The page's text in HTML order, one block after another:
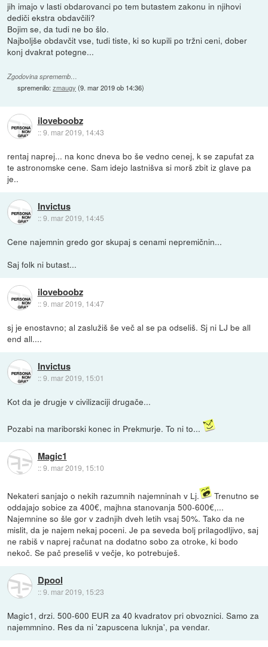
jih imajo v lasti obdarovanci po tem butastem zakonu in njihovi
dediči ekstra obdavčili?
Bojim se, da tudi ne bo šlo.
Najboljše obdavčit vse, tudi tiste, ki so kupili po tržni ceni, dober
konj dvakrat potegne...
Zgodovina sprememb…
spremenilo:zmaugy (9. mar 2019 ob 14:36)
iloveboobz
::9. mar 2019, 14:43
rentaj naprej... na konc dneva bo še vedno cenej, k se zapufat za
te astronomske cene. Sam idejo lastnišva si morš zbit iz glave pa
je..
Invictus
::9. mar 2019, 14:45
Cene najemnin gredo gor skupaj s cenami nepremičnin...
Saj folk ni butast...
iloveboobz
::9. mar 2019, 14:47
sj je enostavno; al zaslužiš še več al se pa odseliš. Sj ni LJ be all
end all....
Invictus
::9. mar 2019, 15:01
Kot da je drugje v civilizaciji drugače...
Pozabi na mariborski konec in Prekmurje. To ni to...
Magic1
::9. mar 2019, 15:10
Nekateri sanjajo o nekih razumnih najemninah v Lj.
Trenutno se
oddajajo sobice za 400€, majhna stanovanja 500-600€,...
Najemnine so šle gor v zadnjih dveh letih vsaj 50%. Tako da ne
mislit, da je najem nekaj poceni. Je pa seveda bolj prilagodljivo, saj
ne rabiš v naprej računat na dodatno sobo za otroke, ki bodo
nekoč. Se pač preseliš v večje, ko potrebuješ.
Dpool
::9. mar 2019, 15:23
Magic1, drzi. 500-600 EUR za 40 kvadratov pri obvoznici. Samo za
najemmnino. Res da ni 'zapuscena luknja', pa vendar.